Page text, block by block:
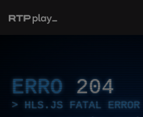
ERRO 204
HLS.JS FATAL ERROR